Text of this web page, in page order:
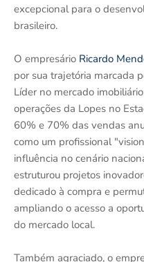
excepcional para o
brasileiro.
O empresário Ricardo
por sua trajetória marcada
Líder no mercado
operações da Lopes no
60% e 70% das vendas
como um profissional
influência no cenário
estruturou projetos
dedicado à compra e
ampliando o acesso a
do mercado local.
Também agraciado, o